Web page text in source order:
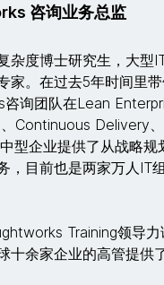
咨询业务总监
杂度博士研究生，大型
家。在过去5年时间里
询团队在Lean
Continuous Delivery
型企业提供了从战略规
，目前也是两家万人IT
Training领导
十余家企业的高管提供